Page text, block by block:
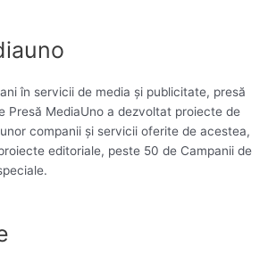
în servicii de media și publicitate, presă
Presă MediaUno a dezvoltat proiecte de
companii și servicii oferite de acestea,
editoriale, peste 50 de Campanii de